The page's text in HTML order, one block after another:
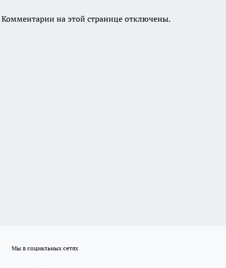
Комментарии на этой странице отключены.
Мы в социальных сетях